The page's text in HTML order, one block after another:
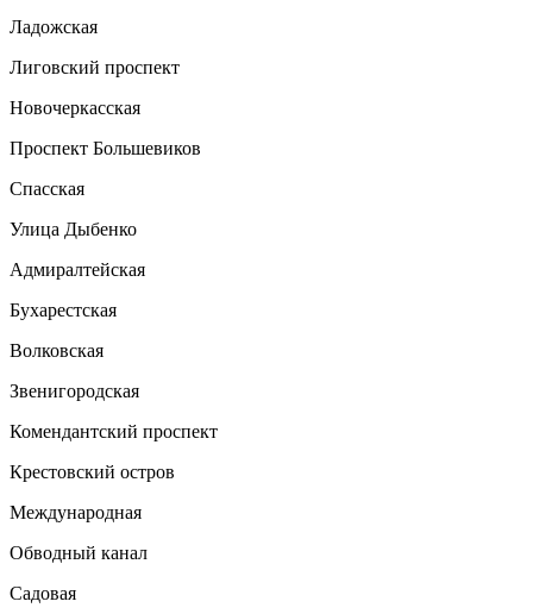
Ладожская
Лиговский проспект
Новочеркасская
Проспект Большевиков
Спасская
Улица Дыбенко
Адмиралтейская
Бухарестская
Волковская
Звенигородская
Комендантский проспект
Крестовский остров
Международная
Обводный канал
Садовая